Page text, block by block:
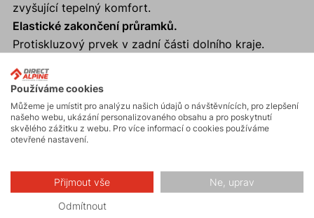
zvyšující tepelný komfort.
Elastické zakončení průramků.
Protiskluzový prvek v zadní části dolního kraje.
Light
Reflexní prvky zajistí viditelnost a bezpečnost v šeru i
ve tmě
Protiskluzový prvek v zadní části dolního kraje.
Používáme cookies
Můžeme je umístit pro analýzu našich údajů o návštěvnících, pro zlepšení
našeho webu, ukázání personalizovaného obsahu a pro poskytnutí
skvělého zážitku z webu. Pro více informací o cookies používáme
otevřené nastavení.
Přijmout vše Ne, uprav
Odmítnout